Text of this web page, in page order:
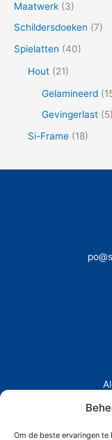
Om de beste ervaringen
:Maatwerk (3)
Schildersdoeken (7)
Spielatten (40)
Hout (21)
Gelamineerd
Gevingerlast (5)
Si-Frame (18)